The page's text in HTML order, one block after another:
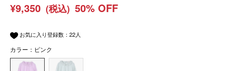
¥9,350 (税込) 50% OFF
お気に入り登録数： 22人
カラー：ピンク